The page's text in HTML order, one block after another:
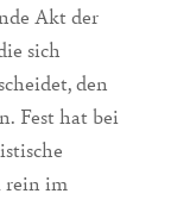
Akt der
sich
den
Fest hat bei
rein im